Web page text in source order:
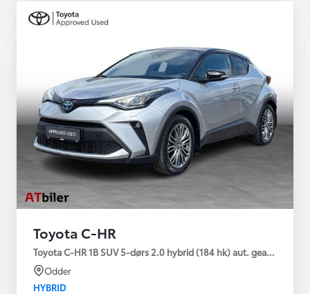
Toyota C-HR
Toyota C-HR 1B SUV 5-dørs 2.0 hybrid (184 hk) aut. gear C-HIC
Odder
HYBRID